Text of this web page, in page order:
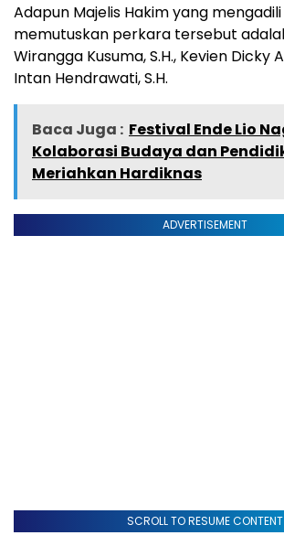
Adapun Majelis Hakim yang
memutuskan perkara tersebut
Wirangga Kusuma, S.H., Kevien Dicky
Intan Hendrawati, S.H.
Baca Juga : Festival Ende Lio
Kolaborasi Budaya dan
Meriahkan Hardiknas
ADVERTISEMENT
SCROLL TO RESUME CONTENT